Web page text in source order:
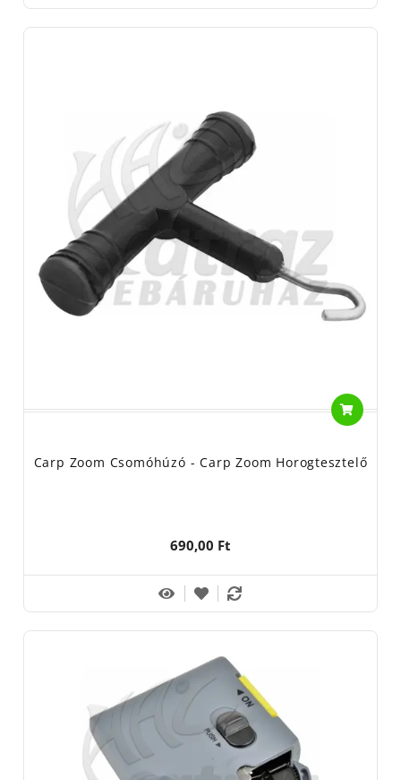
Carp Zoom Csomóhúzó - Carp Zoom Horogtesztelő
690,00 Ft